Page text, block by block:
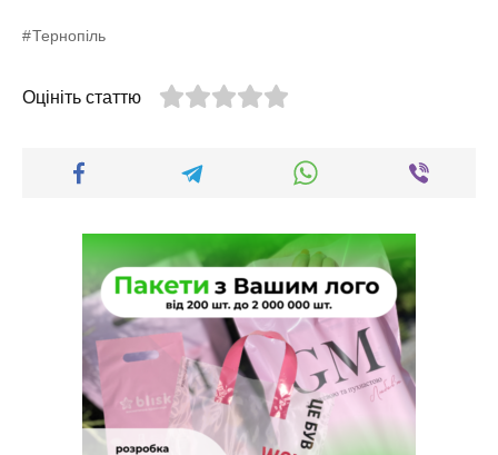
Тернопіль
Оцініть статтю